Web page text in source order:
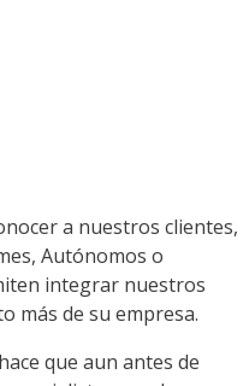
a nuestros clientes,
Autónomos o
integrar nuestros
más de su empresa.
que aun antes de